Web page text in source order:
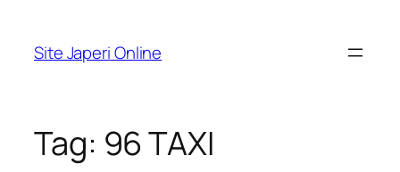
Site Japeri Online
Tag: 96 TAXI